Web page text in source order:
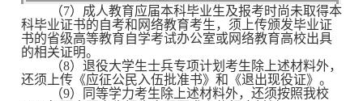
（7）成人教育应届本科毕业生及报考时尚未取得本
科毕业证书的自考和网络教育考生，须上传颁发毕业证
书的省级高等教育自学考试办公室或网络教育高校出具
的相关证明。
（8）退役大学生士兵专项计划考生除上述材料外，
还须上传《应征公民入伍批准书》和《退出现役证》。
（9）同等学力考生除上述材料外，还须按照我校